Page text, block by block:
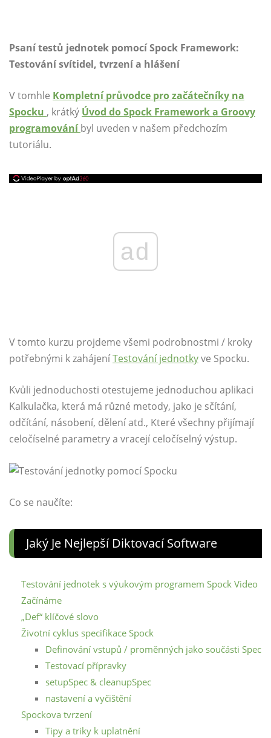
Psaní testů jednotek pomocí Spock Framework:
Testování svítidel, tvrzení a hlášení
V tomhle Kompletní průvodce pro začátečníky na
Spocku , krátký Úvod do Spock Framework a Groovy
programování byl uveden v našem předchozím
tutoriálu.
ad
V tomto kurzu projdeme všemi podrobnostmi / kroky
potřebnými k zahájeníTestování jednotkyve Spocku.
Kvůli jednoduchosti otestujeme jednoduchou aplikaci
Kalkulačka, která má různé metody, jako je sčítání,
odčítání, násobení, dělení atd., Které všechny přijímají
celočíselné parametry a vracejí celočíselný výstup.
Co se naučíte:
Jaký Je Nejlepší Diktovací Software
Testování jednotek s výukovým programem Spock Video
Začínáme
„Def“ klíčové slovo
Životní cyklus specifikace Spock
Definování vstupů / proměnných jako součásti Spec
Testovací přípravky
setupSpec & cleanupSpec
nastavení a vyčištění
Spockova tvrzení
Tipy a triky k uplatnění